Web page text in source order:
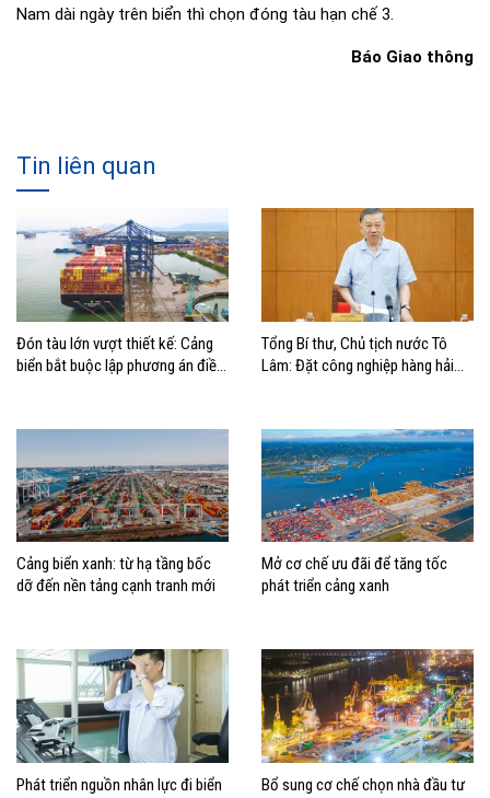
Nam dài ngày trên biển thì chọn đóng tàu hạn chế 3.
Báo Giao thông
Tin liên quan
Đón tàu lớn vượt thiết kế: Cảng
biển bắt buộc lập phương án điều
Tổng Bí thư, Chủ tịch nước Tô
Lâm: Đặt công nghiệp hàng hải
biển mạnh
Cảng biển xanh: từ hạ tầng bốc
dỡ đến nền tảng cạnh tranh mới
Mở cơ chế ưu đãi để tăng tốc
phát triển cảng xanh
Phát triển nguồn nhân lực đi biển
Bổ sung cơ chế chọn nhà đầu tư